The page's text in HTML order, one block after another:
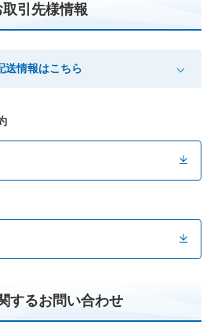
取引先様情報
送情報はこちら
するお問い合わせ